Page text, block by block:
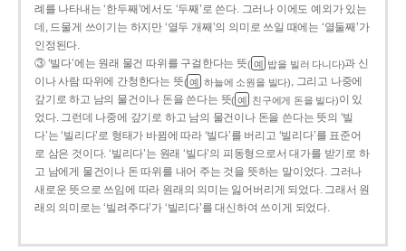
례를 나타내는 ‘한두째’에서도 ‘두째’로 쓴다. 그러나 이에도 예외가 있는
데, 드물게 쓰이기는 하지만 ‘열두 개째’의 의미로 쓰일 때에는 ‘열둘째’가
인정된다.
③ ‘빌다’에는 원래 물건 따위를 구걸한다는 뜻( 예 밥을 빌러 다니다)과 신
이나 사람 따위에 간청한다는 뜻( 예 하늘에 소원을 빌다), 그리고 나중에
갚기로 하고 남의 물건이나 돈을 쓴다는 뜻( 예 친구에게 돈을 빌다)이 있
었다. 그런데 나중에 갚기로 하고 남의 물건이나 돈을 쓴다는 뜻의 ‘빌
다’는 ‘빌리다’로 형태가 바뀜에 따라 ‘빌다’를 버리고 ‘빌리다’를 표준어
로 삼은 것이다. ‘빌리다’는 원래 ‘빌다’의 피동형으로서 대가를 받기로 하
고 남에게 물건이나 돈 따위를 내어 주는 것을 뜻하는 말이었다. 그러나
새로운 뜻으로 쓰임에 따라 원래의 의미는 잃어버리게 되었다. 그래서 원
래의 의미로는 ‘빌려주다’가 ‘빌리다’를 대신하여 쓰이게 되었다.